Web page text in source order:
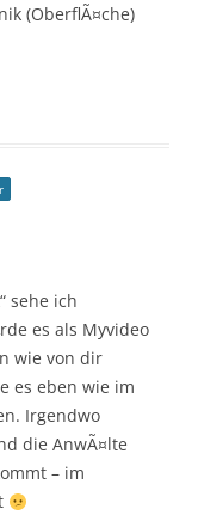
(OberflÃ¤che)
sehe ich
es als Myvideo
wie von dir
es eben wie im
Irgendwo
die AnwÃ¤lte
– im